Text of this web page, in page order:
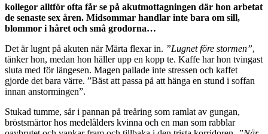
kollegor alltför ofta får se på akutmottagningen där hon arbetat
de senaste sex åren. Midsommar handlar inte bara om sill,
blommor i håret och små grodorna…
Det är lugnt på akuten när Märta flexar in. ”Lugnet före stormen”,
tänker hon, medan hon häller upp en kopp te. Kaffe har hon tvingast
sluta med för längesen. Magen pallade inte stressen och kaffet
gjorde det bara värre. ”Bäst att passa på att hänga en stund i soffan
innan anstormingen”.
Stukad tumme, sår i pannan på treåring som ramlat av gungan,
bröstsmärtor hos medelålders kvinna och en man som rabblar